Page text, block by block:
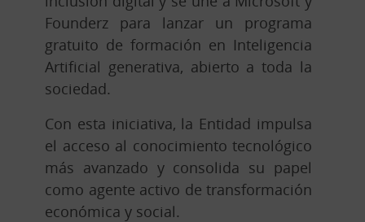
Founderz para lanzar un programa
gratuito de formación en Inteligencia
Artificial generativa, abierto a toda la
sociedad.
Con esta iniciativa, la Entidad impulsa
el acceso al conocimiento tecnológico
más avanzado y consolida su papel
como agente activo de transformación
económica y social.